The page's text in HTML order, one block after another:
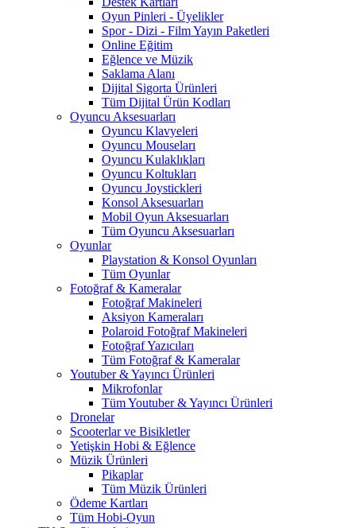
Oyun Pinleri - Üyelikler
Spor - Dizi - Film Yayın Paketleri
Online Eğitim
Eğlence ve Müzik
Saklama Alanı
Dijital Sigorta Ürünleri
Tüm Dijital Ürün Kodları
Oyuncu Aksesuarları
Oyuncu Klavyeleri
Oyuncu Mouseları
Oyuncu Kulaklıkları
Oyuncu Koltukları
Oyuncu Joystickleri
Konsol Aksesuarları
Mobil Oyun Aksesuarları
Tüm Oyuncu Aksesuarları
Oyunlar
Playstation & Konsol Oyunları
Tüm Oyunlar
Fotoğraf & Kameralar
Fotoğraf Makineleri
Aksiyon Kameraları
Polaroid Fotoğraf Makineleri
Fotoğraf Yazıcıları
Tüm Fotoğraf & Kameralar
Youtuber & Yayıncı Ürünleri
Mikrofonlar
Tüm Youtuber & Yayıncı Ürünleri
Dronelar
Scooterlar ve Bisikletler
Yetişkin Hobi & Eğlence
Müzik Ürünleri
Pikaplar
Tüm Müzik Ürünleri
Ödeme Kartları
Tüm Hobi-Oyun